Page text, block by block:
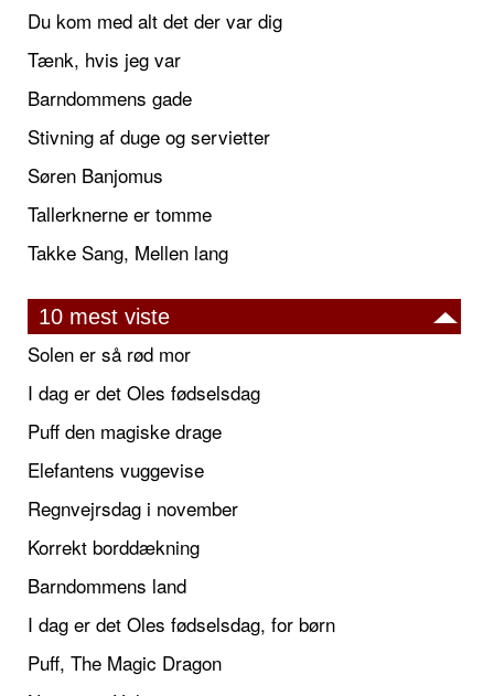
Du kom med alt det der var dig
Tænk, hvis jeg var
Barndommens gade
Stivning af duge og servietter
Søren Banjomus
Tallerknerne er tomme
Takke Sang, Mellen lang
10 mest viste
Solen er så rød mor
I dag er det Oles fødselsdag
Puff den magiske drage
Elefantens vuggevise
Regnvejrsdag i november
Korrekt borddækning
Barndommens land
I dag er det Oles fødselsdag, for børn
Puff, The Magic Dragon